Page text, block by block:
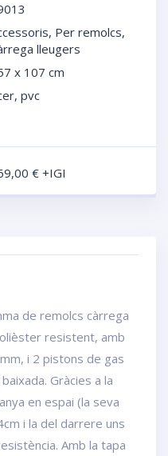
, Per remolcs,
lleugers
x 107 cm
pvc
€ +IGI
de remolcs càrrega
resistent, amb
i 2 pistons de gas
Gràcies a la
en espai (la seva
i la del darrere uns
Amb la tapa